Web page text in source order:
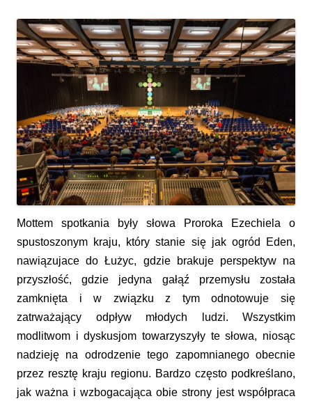
Mottem spotkania były słowa Proroka Ezechiela o
spustoszonym kraju, który stanie się jak ogród Eden,
nawiązujace do Łużyc, gdzie brakuje perspektyw na
przyszłość, gdzie jedyna gałąź przemysłu została
zamknięta i w związku z tym odnotowuje się
zatrważający odpływ młodych ludzi. Wszystkim
modlitwom i dyskusjom towarzyszyły te słowa, niosąc
nadzieję na odrodzenie tego zapomnianego obecnie
przez resztę kraju regionu. Bardzo często podkreślano,
jak ważna i wzbogacająca obie strony jest współpraca